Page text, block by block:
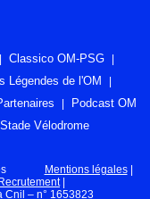
Classico OM-PSG
Légendes de l'OM
Podcast OM
Stade Vélodrome
Mentions légales|
Recrutement|
Cnil – n° 1653823